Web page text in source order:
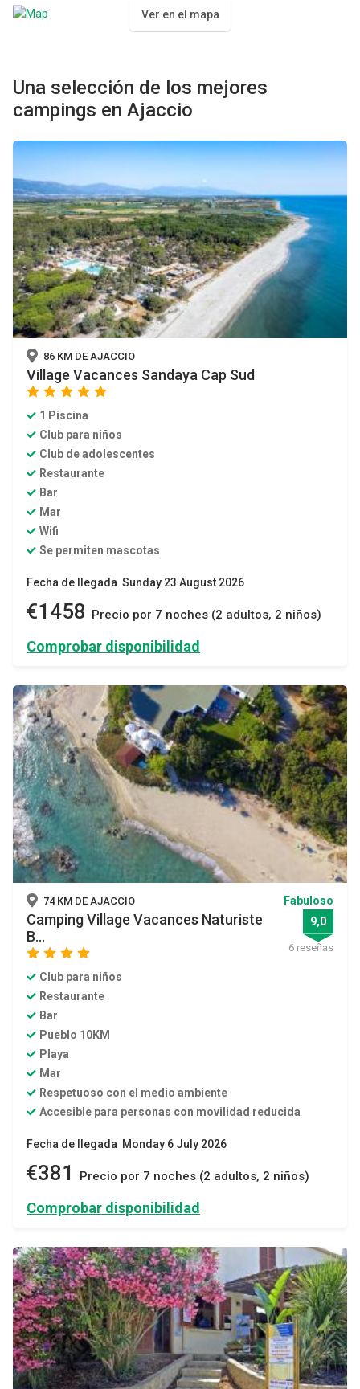
Ver en el mapa
Una selección de los mejores
campings en Ajaccio
86 KM DE AJACCIO
Village Vacances Sandaya Cap Sud
star star star star
1 Piscina
Club para niños
Club de adolescentes
Restaurante
Bar
Mar
Wifi
Se permiten mascotas
Fecha de llegada Sunday 23 August 2026
€1458 Precio por 7 noches (2 adultos, 2 niños)
Comprobar disponibilidad
74 KM DE AJACCIO
Camping Village Vacances Naturiste
B...
star star star
Fabuloso
9,0
6 reseñas
Club para niños
Restaurante
Bar
Pueblo 10KM
Playa
Mar
Respetuoso con el medio ambiente
Accesible para personas con movilidad reducida
Fecha de llegada Monday 6 July 2026
€381 Precio por 7 noches (2 adultos, 2 niños)
Comprobar disponibilidad